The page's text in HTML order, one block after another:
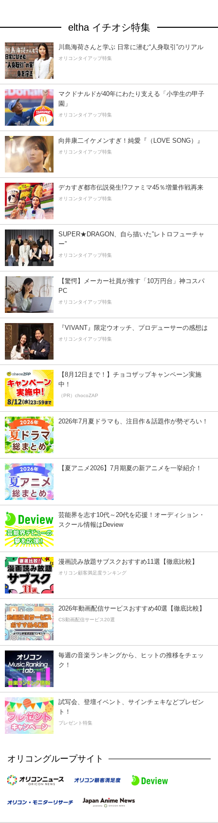
eltha イチオシ特集
川島海荷さんと学ぶ 日常に潜む“人身取引”のリアル
オリコンタイアップ特集
マクドナルドが40年にわたり支える「小学生の甲子
園」
オリコンタイアップ特集
向井康二イケメンすぎ！純愛『（LOVE SONG）』
オリコンタイアップ特集
デカすぎ都市伝説発生!?ファミマ45％増量作戦再来
オリコンタイアップ特集
SUPER★DRAGON、自ら描いた”レトロフューチャ
ー”
オリコンタイアップ特集
【驚愕】メーカー社員が推す「10万円台」神コスパ
PC
オリコンタイアップ特集
『VIVANT』限定ウオッチ、プロデューサーの感想は
オリコンタイアップ特集
【8月12日まで！】チョコザップキャンペーン実施
中！
（PR）chocoZAP
2026年7月夏ドラマも、注目作＆話題作が勢ぞろい！
【夏アニメ2026】7月期夏の新アニメを一挙紹介！
芸能界を志す10代～20代を応援！オーディション・
スクール情報はDeview
漫画読み放題サブスクおすすめ11選【徹底比較】
オリコン顧客満足度ランキング
2026年動画配信サービスおすすめ40選【徹底比較】
CS動画配信サービス20選
毎週の音楽ランキングから、ヒットの推移をチェッ
ク！
試写会、登壇イベント、サインチェキなどプレゼン
ト！
プレゼント特集
オリコングループサイト